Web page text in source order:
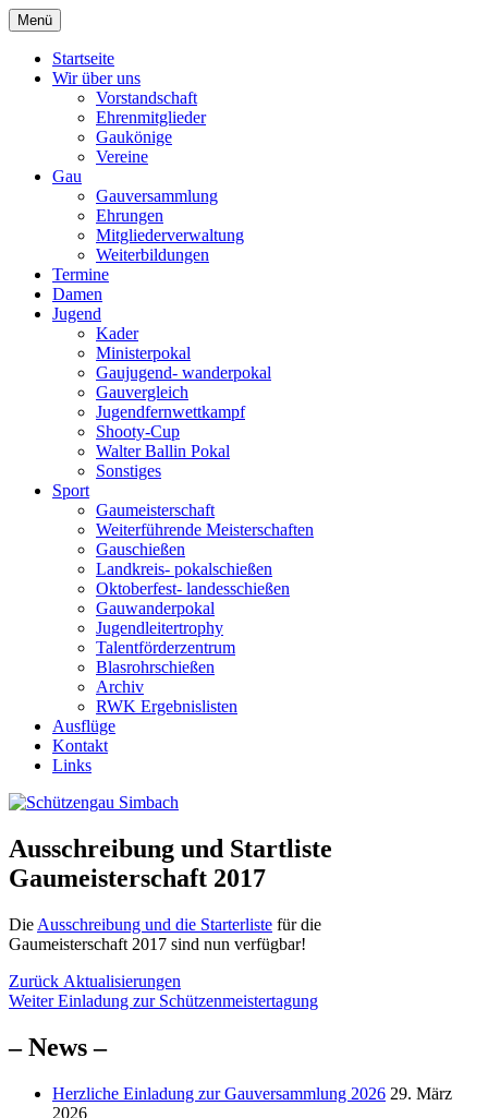
Zum
Inhalt
springen
Schützengau Simbach
Menü
Startseite
Wir über uns
Vorstandschaft
Ehrenmitglieder
Gaukönige
Vereine
Gau
Gauversammlung
Ehrungen
Mitgliederverwaltung
Weiterbildungen
Termine
Damen
Jugend
Kader
Ministerpokal
Gaujugend- wanderpokal
Gauvergleich
Jugendfernwettkampf
Shooty-Cup
Walter Ballin Pokal
Sonstiges
Sport
Gaumeisterschaft
Weiterführende Meisterschaften
Gauschießen
Landkreis- pokalschießen
Oktoberfest- landesschießen
Gauwanderpokal
Jugendleitertrophy
Talentförderzentrum
Blasrohrschießen
Archiv
RWK Ergebnislisten
Ausflüge
Kontakt
Links
Ausschreibung und Startliste
Gaumeisterschaft 2017
Die Ausschreibung und die Starterliste für die
Gaumeisterschaft 2017 sind nun verfügbar!
Beitragsnavigation
Zurück Vorheriger
Beitrag:
Aktualisierungen
Weiter Nächster
Einladung zur Schützenmeistertagung
– News –
Herzliche Einladung zur Gauversammlung 2026 29. März
2026